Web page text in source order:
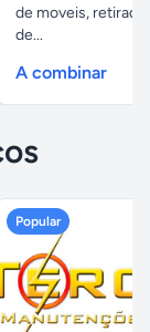
de moveis,
de...
A combinar
Popular